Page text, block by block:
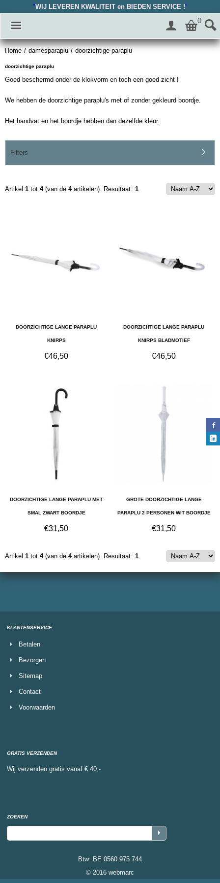
"WIJ LEVEREN KWALITEIT en BIEDEN SERVICE !"
0
Home / damesparaplu / doorzichtige paraplu
doorzichtige paraplu
Goed beschermd onder de klokvorm en toch een goed zicht !
We hebben de doorzichtige paraplu's met of zonder gekleurd boordje.
Het handvat en het boordje hebben dan dezelfde kleur.
Filters
Artikel 1 tot 4(van de 4artikelen). Resultaat: 1
DOORZICHTIGE LANGE PARAPLU
KNIRPS
€46,50
DOORZICHTIGE LANGE PARAPLU
KNIRPS BLADMOTIEF
€46,50
DOORZICHTIGE LANGE PARAPLU MET
SMAL ZWART BOORDJE
€31,50
GROTE DOORZICHTIGE LANGE
PARAPLU 2 PERSONEN WIT BOORDJE
€31,50
Artikel 1 tot 4(van de 4artikelen). Resultaat: 1
KLANTENSERVICE
Betalen
Bezorgen
Sitemap
Contact
Voorwaarden
GRATIS VERZENDEN
Wij verzenden gratis vanaf € 40,-
ZOEKEN
Btw: BE 0560 975 744
© 2016 webmarc